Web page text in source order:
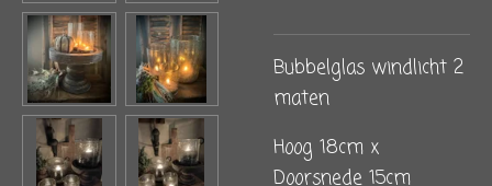
Bubbelglas windlicht 2
maten
Hoog 18cm x
Doorsnede 15cm